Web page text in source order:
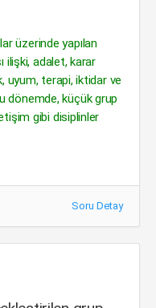
üzerinde yapılan
ilişki, adalet, karar
uyum, terapi, iktidar ve
dönemde, küçük grup
gibi disiplinler
Soru Detay